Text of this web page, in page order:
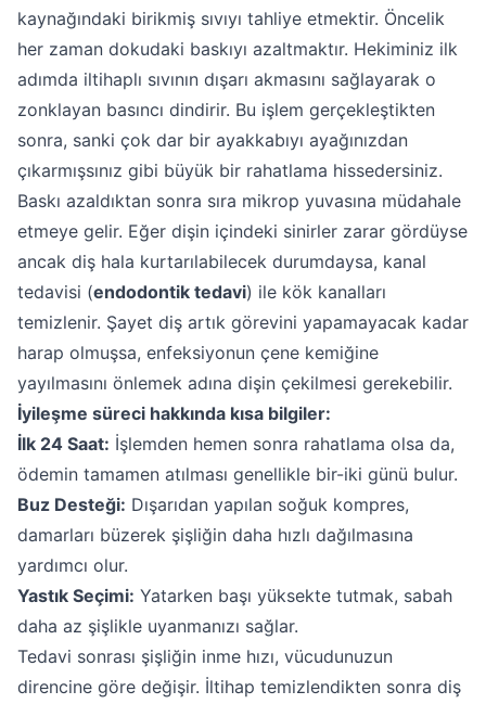
kaynağındaki birikmiş sıvıyı tahliye etmektir. Öncelik
her zaman dokudaki baskıyı azaltmaktır. Hekiminiz ilk
adımda iltihaplı sıvının dışarı akmasını sağlayarak o
zonklayan basıncı dindirir. Bu işlem gerçekleştikten
sonra, sanki çok dar bir ayakkabıyı ayağınızdan
çıkarmışsınız gibi büyük bir rahatlama hissedersiniz.
Baskı azaldıktan sonra sıra mikrop yuvasına müdahale
etmeye gelir. Eğer dişin içindeki sinirler zarar gördüyse
ancak diş hala kurtarılabilecek durumdaysa, kanal
tedavisi (endodontik tedavi) ile kök kanalları
temizlenir. Şayet diş artık görevini yapamayacak kadar
harap olmuşsa, enfeksiyonun çene kemiğine
yayılmasını önlemek adına dişin çekilmesi gerekebilir.
İyileşme süreci hakkında kısa bilgiler:
İlk 24 Saat: İşlemden hemen sonra rahatlama olsa da,
ödemin tamamen atılması genellikle bir-iki günü bulur.
Buz Desteği: Dışarıdan yapılan soğuk kompres,
damarları büzerek şişliğin daha hızlı dağılmasına
yardımcı olur.
Yastık Seçimi: Yatarken başı yüksekte tutmak, sabah
daha az şişlikle uyanmanızı sağlar.
Tedavi sonrası şişliğin inme hızı, vücudunuzun
direncine göre değişir. İltihap temizlendikten sonra diş